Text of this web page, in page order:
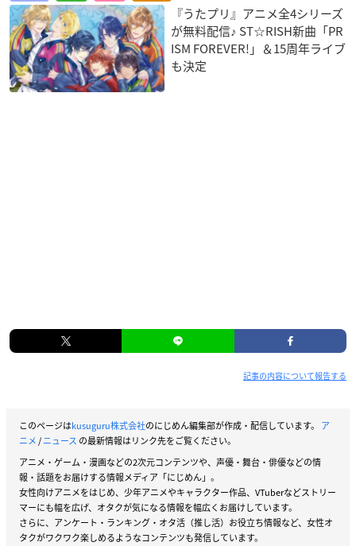
『うたプリ』アニメ全4シリーズ
が無料配信♪ ST☆RISH新曲「PR
ISM FOREVER!」＆15周年ライブ
も決定
記事の内容について報告する
このページはkusuguru株式会社のにじめん編集部が作成・配信しています。 ア
ニメ/ニュース の最新情報はリンク先をご覧ください。
アニメ・ゲーム・漫画などの2次元コンテンツや、声優・舞台・俳優などの情
報・話題をお届けする情報メディア「にじめん」。
女性向けアニメをはじめ、少年アニメやキャラクター作品、VTuberなどストリー
マーにも幅を広げ、オタクが気になる情報を幅広くお届けしています。
さらに、アンケート・ランキング・オタ活（推し活）お役立ち情報など、女性オ
タクがワクワク楽しめるようなコンテンツも発信しています。